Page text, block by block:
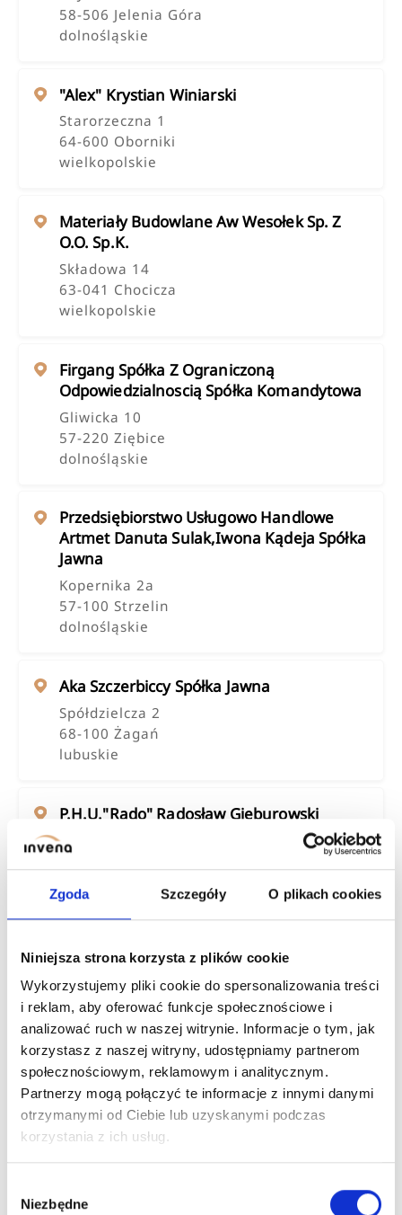
Zgoda Szczegóły O plikach cookies
Niniejsza strona korzysta z plików cookie
Wykorzystujemy pliki cookie do spersonalizowania treści
i reklam, aby oferować funkcje społecznościowe i
analizować ruch w naszej witrynie. Informacje o tym, jak
korzystasz z naszej witryny, udostępniamy partnerom
społecznościowym, reklamowym i analitycznym.
Partnerzy mogą połączyć te informacje z innymi danymi
otrzymanymi od Ciebie lub uzyskanymi podczas
korzystania z ich usług.
zgody
Niezbędne
58-506 Jelenia Góra
dolnośląskie
"alex" Krystian Winiarski
Starorzeczna 1
64-600 Oborniki
wielkopolskie
Materiały Budowlane Aw Wesołek Sp. Z
O.o. Sp.k.
Składowa 14
63-041 Chocicza
wielkopolskie
Firgang Spółka Z Ograniczoną
Odpowiedzialnoscią Spółka Komandytowa
Gliwicka 10
57-220 Ziębice
dolnośląskie
Przedsiębiorstwo Usługowo Handlowe
Artmet Danuta Sulak,iwona Kądeja Spółka
Jawna
Kopernika 2a
57-100 Strzelin
dolnośląskie
Aka Szczerbiccy Spółka Jawna
Spółdzielcza 2
68-100 Żagań
lubuskie
P.h.u."rado" Radosław Gieburowski
wielkopolskie
Sanet Sławomir Ruks
Fabryczna 7
64-610 Rogoźno
wielkopolskie
Małachowski I Spółka - Hurtownia
Materiałów Budowlanych - Spółka Jawna
Ul. Ofiar Gór Morzewskich 16a